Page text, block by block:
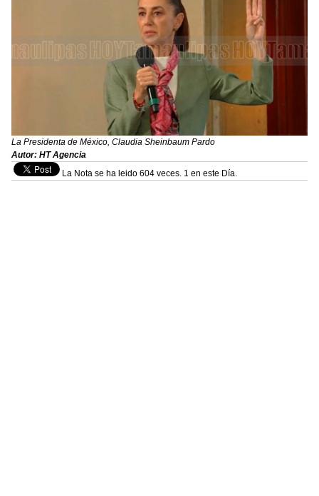
La Presidenta de México, Claudia Sheinbaum Pardo
Autor: HT Agencia
La Nota se ha leido 604 veces. 1 en este Día.